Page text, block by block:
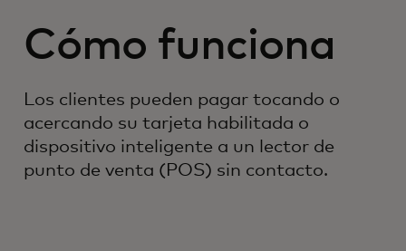
Cómo funciona
Los clientes pueden pagar tocando o
acercando su tarjeta habilitada o
dispositivo inteligente a un lector de
punto de venta (POS) sin contacto.